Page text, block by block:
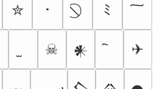
✮ ･ ﾐ
☠ 𒀭 ✈